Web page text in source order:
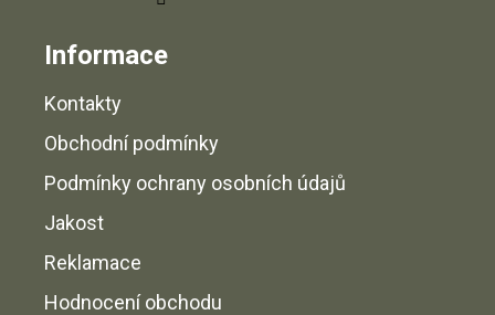
Informace
Kontakty
Obchodní podmínky
Podmínky ochrany osobních údajů
Jakost
Reklamace
Hodnocení obchodu